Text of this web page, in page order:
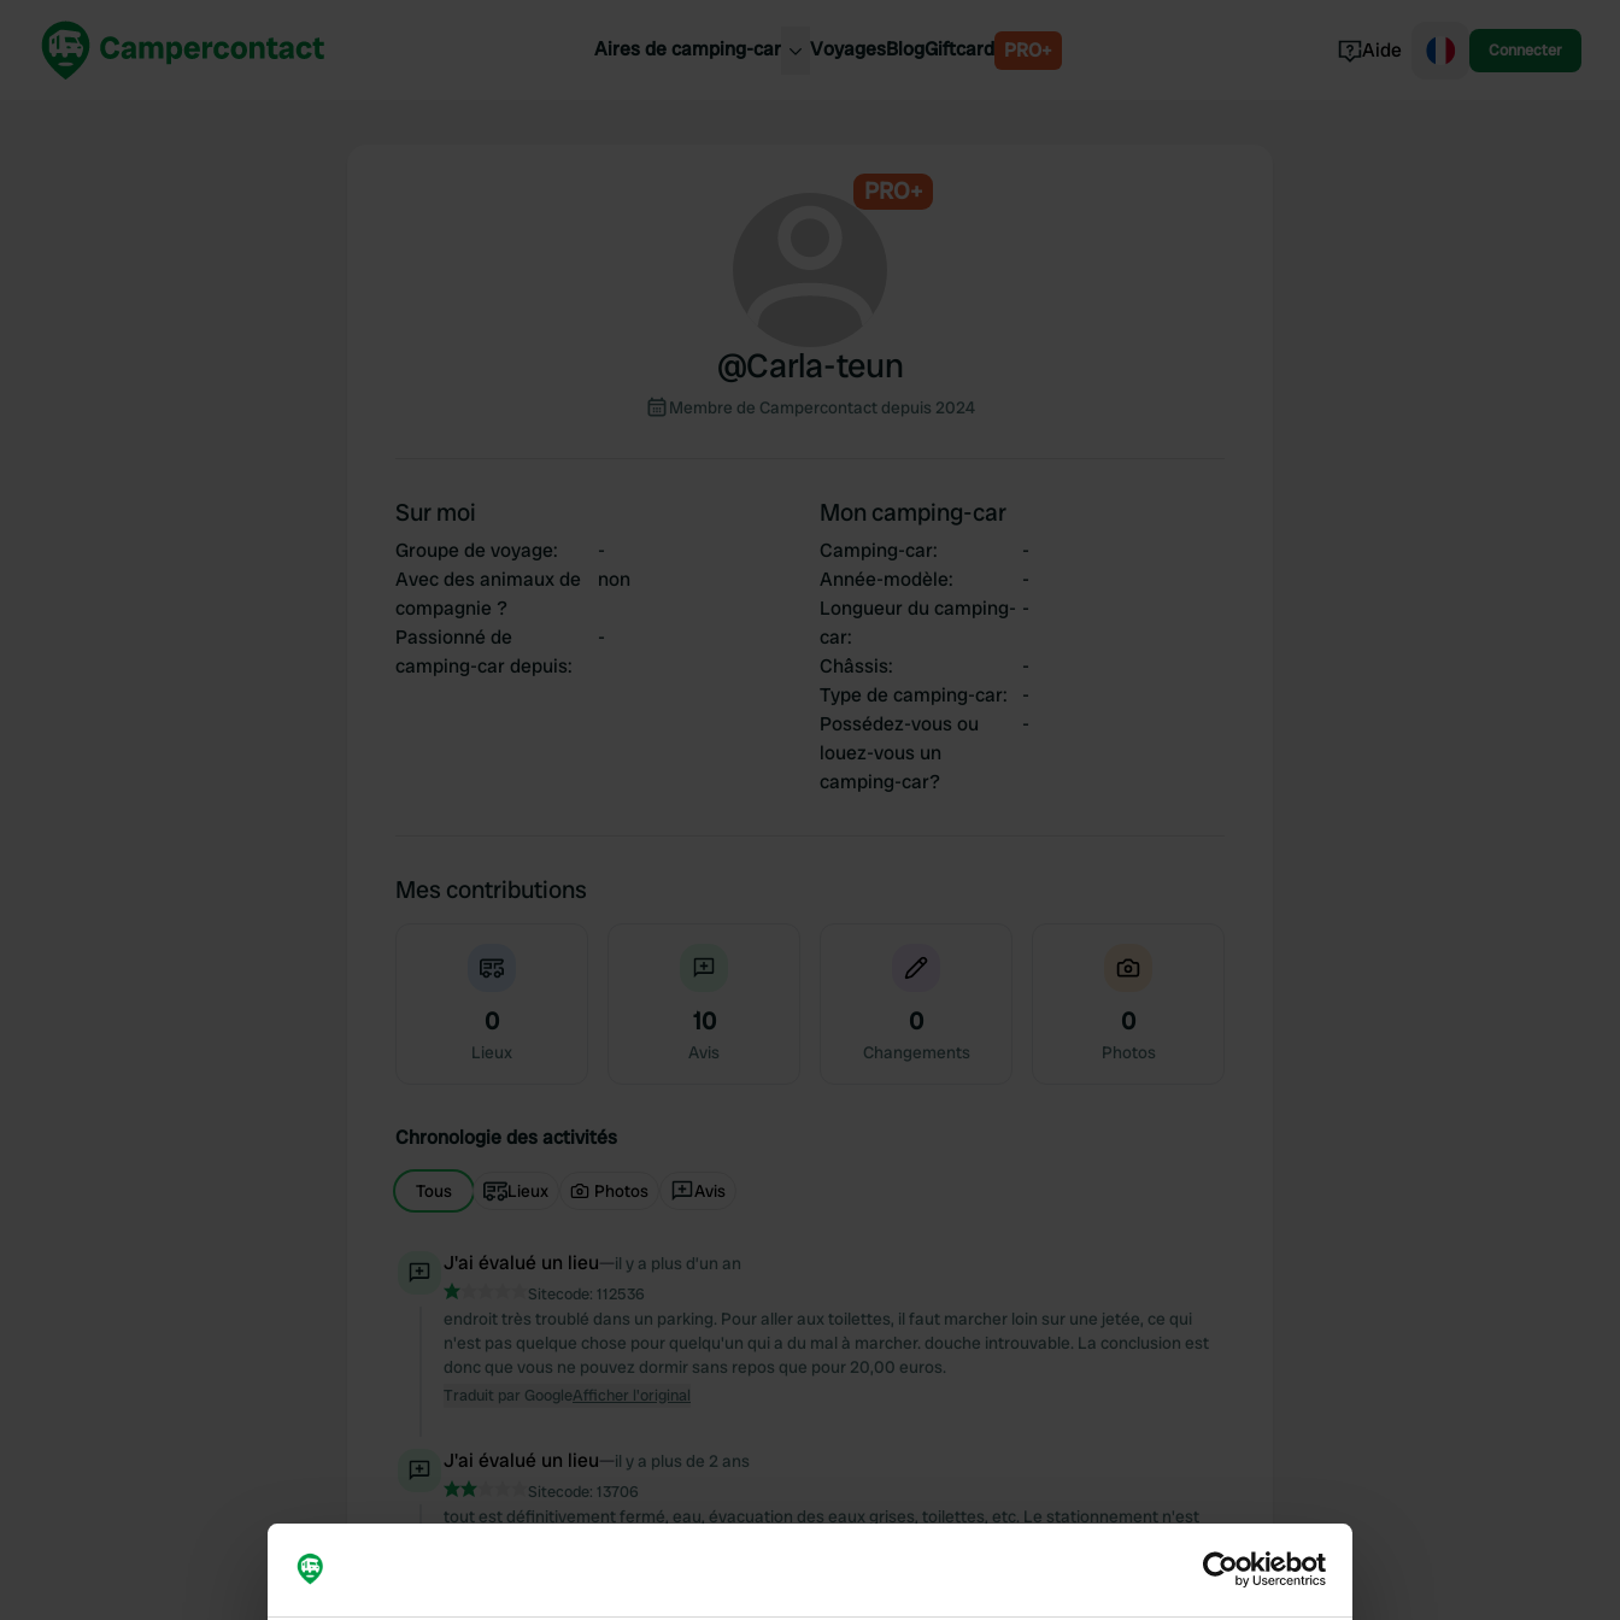
Aires de camping-car VoyagesBlogGiftcard PRO+ Aide Connecter
PRO+
@Carla-teun
Membre de Campercontact depuis 2024
Sur moi
Groupe de voyage:
-
Avec des animaux de
compagnie ?
non
Passionné de
camping-car depuis:
-
Mon camping-car
Camping-car:
-
Année-modèle:
-
Longueur du camping-
car:
-
Châssis:
-
Type de camping-car:
-
Possédez-vous ou
louez-vous un
camping-car?
-
Mes contributions
0
Lieux
10
Avis
0
Changements
0
Photos
Chronologie des activités
Tous Lieux Photos Avis
J'ai évalué un lieu—il y a plus d’un an
Sitecode: 112536
endroit très troublé dans un parking. Pour aller aux toilettes, il faut marcher loin sur une jetée, ce qui
n'est pas quelque chose pour quelqu'un qui a du mal à marcher. douche introuvable. La conclusion est
donc que vous ne pouvez dormir sans repos que pour 20,00 euros.
Traduit par GoogleAfficher l'original
J'ai évalué un lieu—il y a plus de 2 ans
Sitecode: 13706
tout est définitivement fermé, eau, évacuation des eaux grises, toilettes, etc. Le stationnement n'est
avec un camping-car en bus. Lorsque la salle des fêtes est ouverte, le stationnement n'est pas autorisé.